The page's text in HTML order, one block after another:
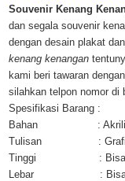
Souvenir Kenang
dan segala souvenir
dengan desain plakat
kenang kenangan
kami beri tawaran
silahkan telpon nomor di
Spesifikasi Barang :
Bahan : Akrilik
Tulisan : Grafir
Tinggi : Bisa
Lebar : Bisa